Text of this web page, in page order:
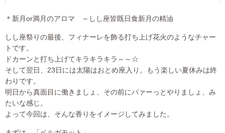
＊新月or満月のアロマ ～しし座皆既日食新月の精油
しし座祭りの最後、フィナーレを飾る打ち上げ花火のようなチャー
トです。
ドカーンと打ち上げてキラキラキラ～～☆
そして翌日、23日には太陽はおとめ座入り。もう楽しい夏休みは終
わりです。
明日から真面目に働きましょ、その前にパァーっとやりましょ、み
たいな感じ。
よって今回は、そんな香りをイメージしてみました。